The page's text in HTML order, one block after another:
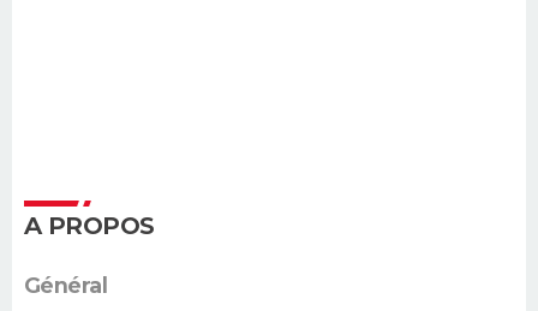
A PROPOS
Général